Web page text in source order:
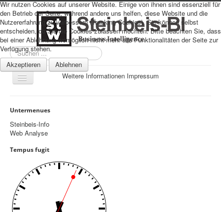
Suchen
...
Navigation
an/aus
Datenschutz
Impressum
Home
Prognosen
Untermenues
Steinbeis-Info
Web Analyse
Tempus fugit
Wir nutzen Cookies auf unserer Website. Einige von ihnen sind essenziell für
den Betrieb der Seite, während andere uns helfen, diese Website und die
Nutzererfahrung zu verbessern (Tracking Cookies). Sie können selbst
entscheiden, ob Sie die Cookies zulassen möchten. Bitte beachten Sie, dass
bei einer Ablehnung womöglich nicht mehr alle Funktionalitäten der Seite zur
Verfügung stehen.
Akzeptieren
Ablehnen
Weitere Informationen Impressum